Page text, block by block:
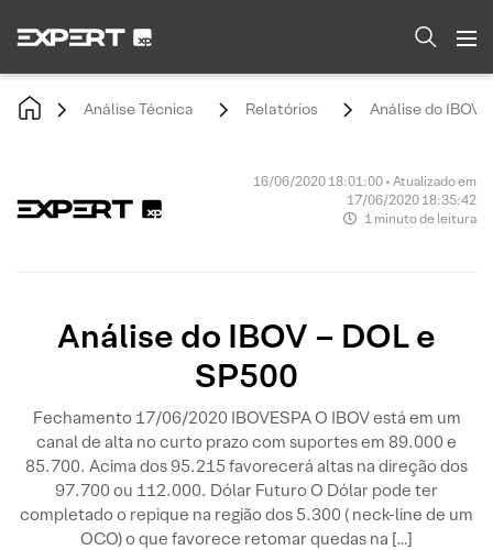
Análise Técnica Relatórios Análise do IBOV
16/06/2020 18:01:00 • Atualizado em
17/06/2020 18:35:42
1 minuto de leitura
Análise do IBOV – DOL e
SP500
Fechamento 17/06/2020 IBOVESPA O IBOV está em um
canal de alta no curto prazo com suportes em 89.000 e
85.700. Acima dos 95.215 favorecerá altas na direção dos
97.700 ou 112.000. Dólar Futuro O Dólar pode ter
completado o repique na região dos 5.300 ( neck-line de um
OCO) o que favorece retomar quedas na […]